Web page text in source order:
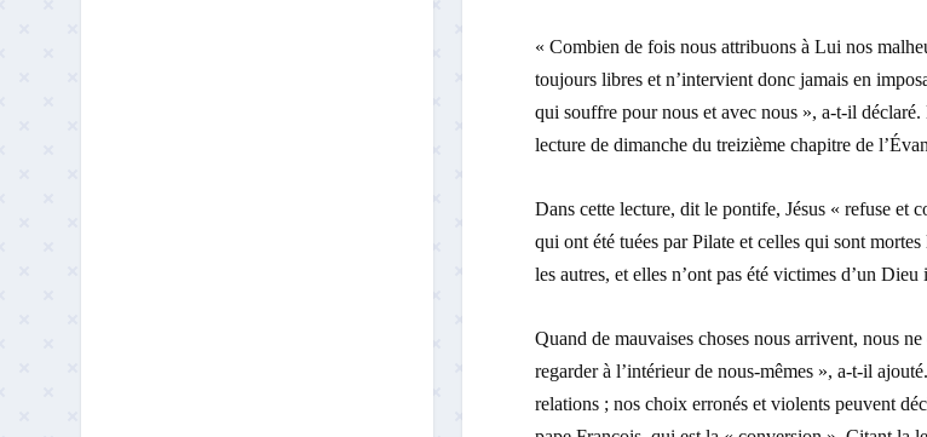
« Combien de fois nous attribuons à Lui nos
toujours libres et n’intervient donc jamais en
qui souffre pour nous et avec nous », a-t-il
lecture de dimanche du treizième chapitre de
Dans cette lecture, dit le pontife, Jésus « refuse et
qui ont été tuées par Pilate et celles qui sont
les autres, et elles n’ont pas été victimes d’un
Quand de mauvaises choses nous arrivent, nous
regarder à l’intérieur de nous-mêmes », a-t-il
relations ; nos choix erronés et violents peuvent